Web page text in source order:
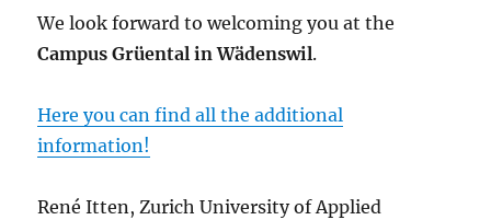
We look forward to welcoming you at the
Campus Grüental in Wädenswil.
Here you can find all the additional
information!
René Itten, Zurich University of Applied